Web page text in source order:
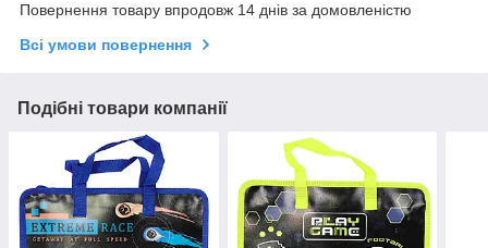
Повернення товару впродовж 14 днів за домовленістю
Всі умови повернення
Подібні товари компанії